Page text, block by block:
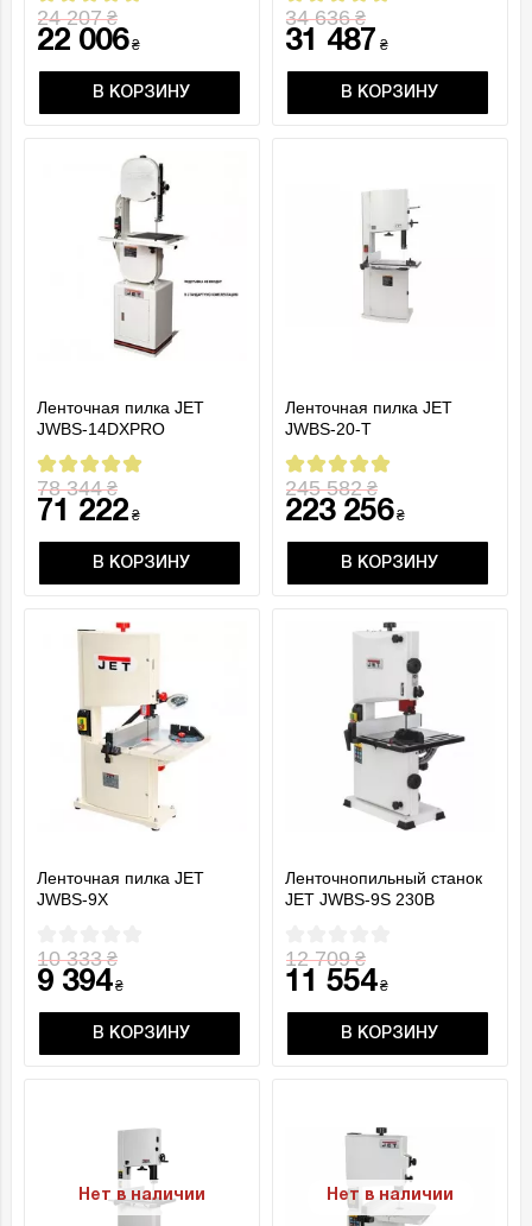
24 207₴
22 006₴
В КОРЗИНУ
34 636₴
31 487 ₴
В КОРЗИНУ
Ленточная пилка JET
JWBS-14DXPRO
78 344₴
71 222 ₴
В КОРЗИНУ
Ленточная пилка JET
JWBS-20-T
245 582₴
223 256₴
В КОРЗИНУ
Ленточная пилка JET
JWBS-9X
10 333₴
9 394₴
В КОРЗИНУ
Ленточнопильный станок
JET JWBS-9S 230В
12 709₴
11 554₴
В КОРЗИНУ
Нет в наличии Нет в наличии